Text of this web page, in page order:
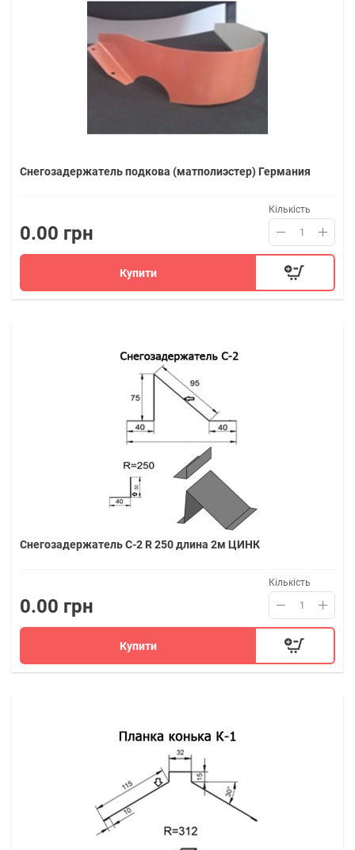
Снегозадержатель подкова (матполиэстер) Германия
0.00 грн
Кількість
Купити
Снегозадержатель С-2 R 250 длина 2м ЦИНК
0.00 грн
Кількість
Купити